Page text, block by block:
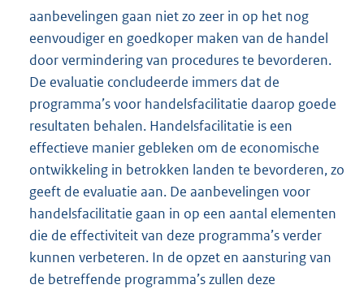
aanbevelingen gaan niet zo zeer in op het nog
eenvoudiger en goedkoper maken van de handel
door vermindering van procedures te bevorderen.
De evaluatie concludeerde immers dat de
programma’s voor handelsfacilitatie daarop goede
resultaten behalen. Handelsfacilitatie is een
effectieve manier gebleken om de economische
ontwikkeling in betrokken landen te bevorderen, zo
geeft de evaluatie aan. De aanbevelingen voor
handelsfacilitatie gaan in op een aantal elementen
die de effectiviteit van deze programma’s verder
kunnen verbeteren. In de opzet en aansturing van
de betreffende programma’s zullen deze